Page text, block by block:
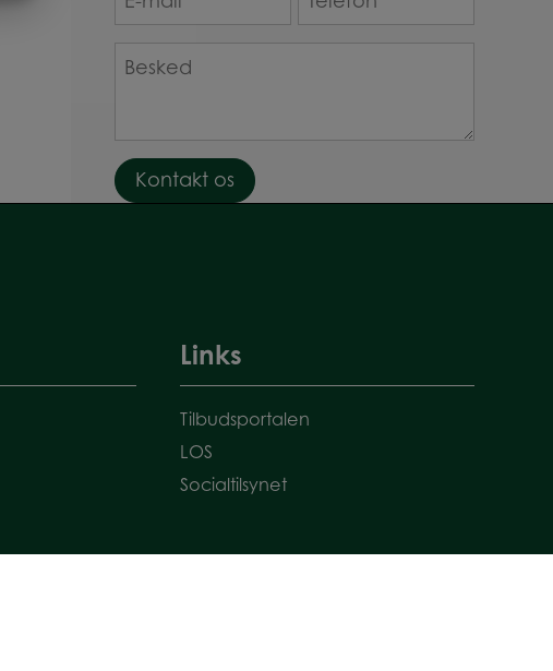
mail
*
Links
Tilbudsportalen
LOS
Socialtilsynet